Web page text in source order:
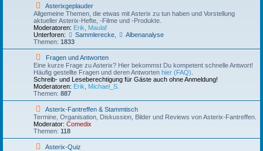
F
e
e
d
-
A
e
r
i
x
g
e
p
a
u
d
e
Asterixgeplauder
Allgemeine Themen, die etwas mit Asterix zu tun haben und Vorstellung
aktueller Asterix-Hefte, -Filme und -Produkte.
Moderatoren: Erik
Maulaf
Unterforen:
Sammlerecke,
Albenanalyse
Themen: 1833
F
e
e
d
-
F
g
e
n
u
n
d
Fragen und Antworten
Eine kurze Frage zu Asterix? Hier bekommst Du kompetent schnelle Antwort!
Häufig gestellte Fragen und deren Antworten hier (FAQ)
Schreib- und Leseberechtigung für Gäste auch ohne Anmeldung!
Moderatoren: Erik
Michael_S.
Themen: 887
F
e
e
d
A
Asterix-Fantreffen & Stammtisch
Termine, Organisation, Diskussion, Bilder und Reviews von Asterix-Fantreffen.
Moderator: Comedix
Themen: 118
F
Asterix-Quiz